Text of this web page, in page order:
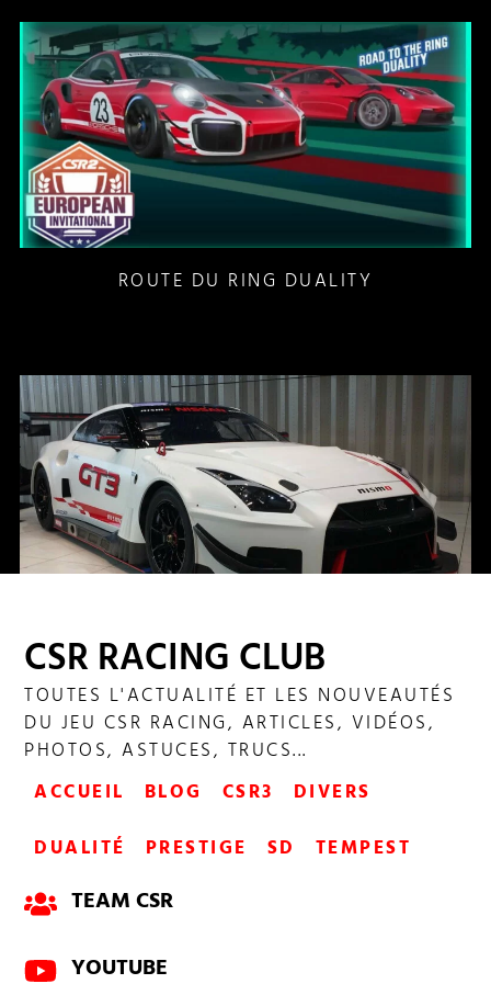
ROUTE DU RING DUALITY
PARCOURS DUALITÉ NISSAN GT-R
CSR RACING CLUB
TOUTES L'ACTUALITÉ ET LES NOUVEAUTÉS
DU JEU CSR RACING, ARTICLES, VIDÉOS,
PHOTOS, ASTUCES, TRUCS...
ACCUEIL
BLOG CSR3
DIVERS
DUALITÉ
PRESTIGE SD TEMPEST
TEAM CSR
YOUTUBE